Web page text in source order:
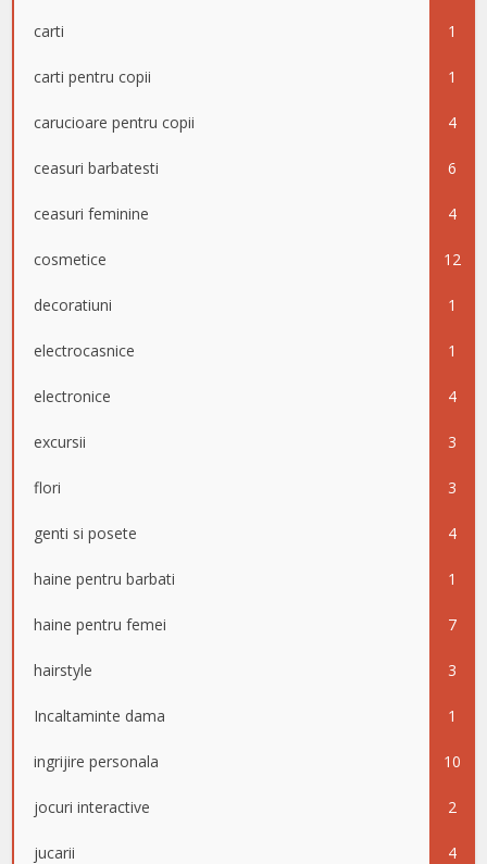
carti 1
carti pentru copii 1
carucioare pentru copii 4
ceasuri barbatesti 6
ceasuri feminine 4
cosmetice 12
decoratiuni 1
electrocasnice 1
electronice 4
excursii 3
flori 3
genti si posete 4
haine pentru barbati 1
haine pentru femei 7
hairstyle 3
Incaltaminte dama 1
ingrijire personala 10
jocuri interactive 2
jucarii 4